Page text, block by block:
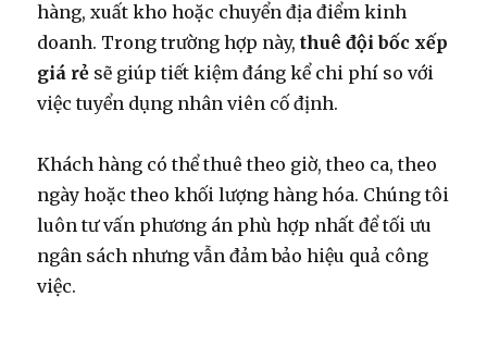
hàng, xuất kho hoặc chuyển địa điểm kinh
doanh. Trong trường hợp này,thuê đội bốc xếp
giá rẻ sẽ giúp tiết kiệm đáng kể chi phí so với
việc tuyển dụng nhân viên cố định.
Khách hàng có thể thuê theo giờ, theo ca, theo
ngày hoặc theo khối lượng hàng hóa. Chúng tôi
luôn tư vấn phương án phù hợp nhất để tối ưu
ngân sách nhưng vẫn đảm bảo hiệu quả công
việc.